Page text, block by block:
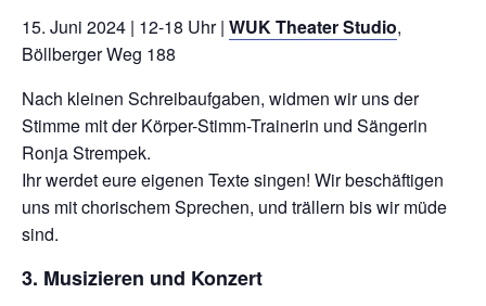
15. Juni 2024 | 12-18 Uhr | WUK Theater Studio,
Böllberger Weg 188
Nach kleinen Schreibaufgaben, widmen wir uns der
Stimme mit der Körper-Stimm-Trainerin und Sängerin
Ronja Strempek.
Ihr werdet eure eigenen Texte singen! Wir beschäftigen
uns mit chorischem Sprechen, und trällern bis wir müde
sind.
3. Musizieren und Konzert